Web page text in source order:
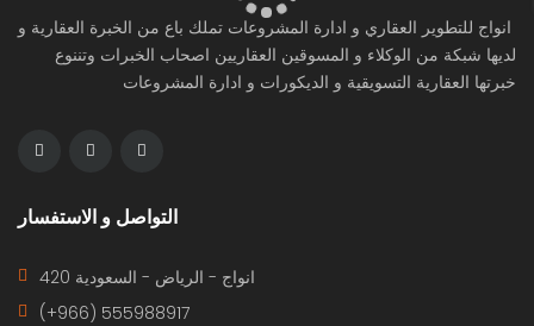
انواج للتطوير العقاري و ادارة المشروعات تملك باع من الخبرة العقارية و
لديها شبكة من الوكلاء و المسوقين العقاريين اصحاب الخبرات وتننوع
خبرتها العقارية التسويقية و الديكورات و ادارة المشروعات
التواصل و الاستفسار
420 انواج - الرياض - السعودية
(+966) 555988917